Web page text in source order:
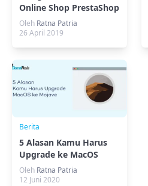
Online Shop PrestaShop
Oleh Ratna Patria
26 April 2019
Berita
5 Alasan Kamu Harus
Upgrade ke MacOS
Mojave
Oleh Ratna Patria
12 Juni 2020